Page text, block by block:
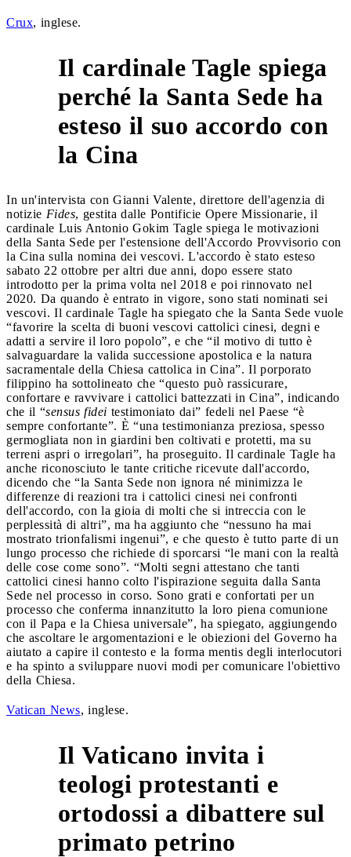
Crux, inglese.
Il cardinale Tagle spiega
perché la Santa Sede ha
esteso il suo accordo con
la Cina
In un'intervista con Gianni Valente, direttore dell'agenzia di
notizie Fides, gestita dalle Pontificie Opere Missionarie, il
cardinale Luis Antonio Gokim Tagle spiega le motivazioni
della Santa Sede per l'estensione dell'Accordo Provvisorio con
la Cina sulla nomina dei vescovi. L'accordo è stato esteso
sabato 22 ottobre per altri due anni, dopo essere stato
introdotto per la prima volta nel 2018 e poi rinnovato nel
2020. Da quando è entrato in vigore, sono stati nominati sei
vescovi. Il cardinale Tagle ha spiegato che la Santa Sede vuole
“favorire la scelta di buoni vescovi cattolici cinesi, degni e
adatti a servire il loro popolo”, e che “il motivo di tutto è
salvaguardare la valida successione apostolica e la natura
sacramentale della Chiesa cattolica in Cina”. Il porporato
filippino ha sottolineato che “questo può rassicurare,
confortare e ravvivare i cattolici battezzati in Cina”, indicando
che il “sensus fidei testimoniato dai” fedeli nel Paese “è
sempre confortante”. È “una testimonianza preziosa, spesso
germogliata non in giardini ben coltivati e protetti, ma su
terreni aspri o irregolari”, ha proseguito. Il cardinale Tagle ha
anche riconosciuto le tante critiche ricevute dall'accordo,
dicendo che “la Santa Sede non ignora né minimizza le
differenze di reazioni tra i cattolici cinesi nei confronti
dell'accordo, con la gioia di molti che si intreccia con le
perplessità di altri”, ma ha aggiunto che “nessuno ha mai
mostrato trionfalismi ingenui”, e che questo è tutto parte di un
lungo processo che richiede di sporcarsi “le mani con la realtà
delle cose come sono”. “Molti segni attestano che tanti
cattolici cinesi hanno colto l'ispirazione seguita dalla Santa
Sede nel processo in corso. Sono grati e confortati per un
processo che conferma innanzitutto la loro piena comunione
con il Papa e la Chiesa universale”, ha spiegato, aggiungendo
che ascoltare le argomentazioni e le obiezioni del Governo ha
aiutato a capire il contesto e la forma mentis degli interlocutori
e ha spinto a sviluppare nuovi modi per comunicare l'obiettivo
della Chiesa.
Vatican News, inglese.
Il Vaticano invita i
teologi protestanti e
ortodossi a dibattere sul
primato petrino